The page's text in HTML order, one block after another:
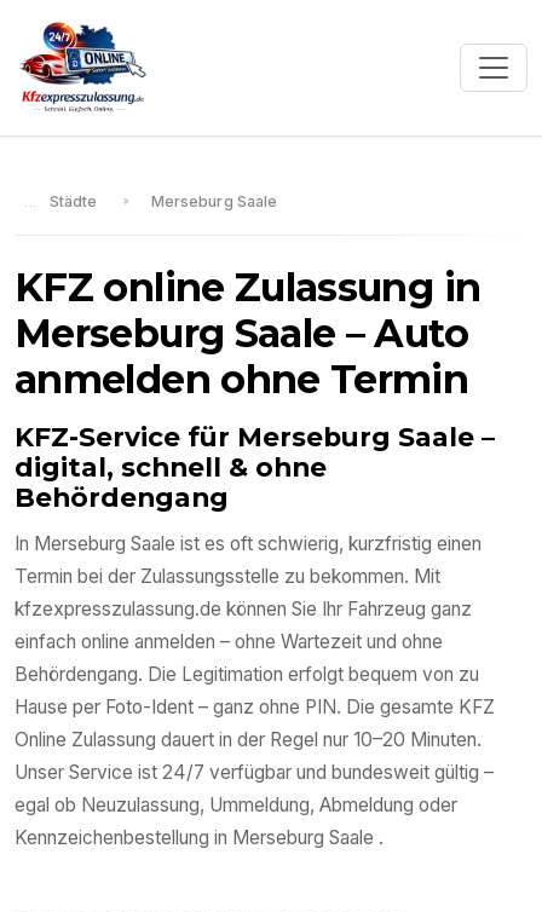
Städte Merseburg Saale
KFZ online Zulassung in
Merseburg Saale – Auto
anmelden ohne Termin
KFZ-Service für Merseburg Saale –
digital, schnell & ohne
Behördengang
In Merseburg Saale ist es oft schwierig, kurzfristig einen
Termin bei der Zulassungsstelle zu bekommen. Mit
kfzexpresszulassung.de können Sie Ihr Fahrzeug ganz
einfach online anmelden – ohne Wartezeit und ohne
Behördengang. Die Legitimation erfolgt bequem von zu
Hause per Foto-Ident – ganz ohne PIN. Die gesamte KFZ
Online Zulassung dauert in der Regel nur 10–20 Minuten.
Unser Service ist 24/7 verfügbar und bundesweit gültig –
egal ob Neuzulassung, Ummeldung, Abmeldung oder
Kennzeichenbestellung in Merseburg Saale .